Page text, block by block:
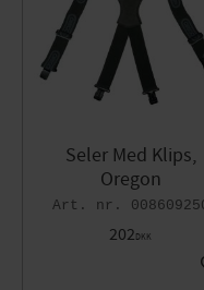
Seler Med Klips,
Oregon
202DKK